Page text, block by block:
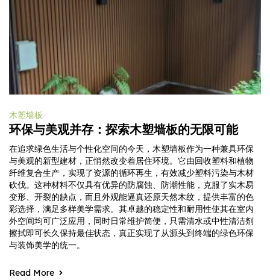
木塑墙板
环保与美观并存：探索木塑墙板的无限可能
在追求绿色生活与个性化空间的今天，木塑墙板作为一种兼具环保
与美观的新型建材，正悄然改变着居住环境。它由回收塑料和植物
纤维复合生产，实现了资源的循环再生，有效减少塑料污染与木材
砍伐。这种材料不仅具有优异的防腐蚀、防潮性能，克服了实木易
变形、开裂的缺点，而且外观能逼真还原天然木纹，提供丰富的色
彩选择，满足多样美学需求。其卓越的稳定性和耐用性使其在室内
外空间均可广泛应用，同时日常维护简便，只需清水或中性清洁剂
擦拭即可长久保持最佳状态，真正实现了从源头到终端的绿色环保
与装饰美学的统一。
Read More